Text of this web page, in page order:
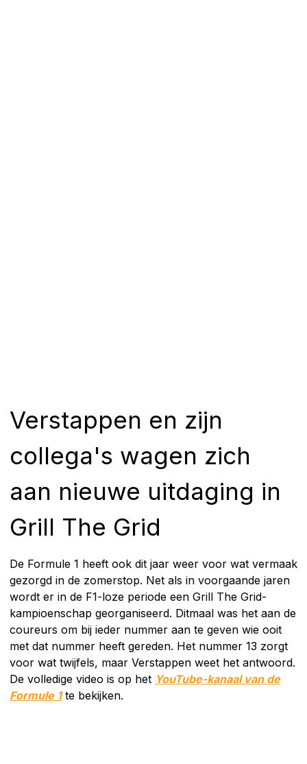
Verstappen en zijn
collega's wagen zich
aan nieuwe uitdaging in
Grill The Grid
De Formule 1 heeft ook dit jaar weer voor wat vermaak
gezorgd in de zomerstop. Net als in voorgaande jaren
wordt er in de F1-loze periode een Grill The Grid-
kampioenschap georganiseerd. Ditmaal was het aan de
coureurs om bij ieder nummer aan te geven wie ooit
met dat nummer heeft gereden. Het nummer 13 zorgt
voor wat twijfels, maar Verstappen weet het antwoord.
De volledige video is op het YouTube-kanaal van de
Formule 1te bekijken.